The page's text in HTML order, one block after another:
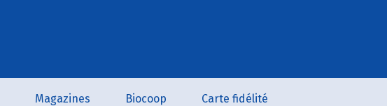
Magazines Biocoop Carte fidélité